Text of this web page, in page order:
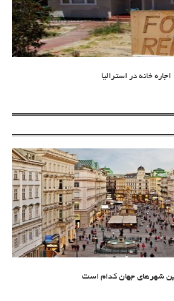
اجاره خانه در استرالیا
شهرهای جهان کدام است